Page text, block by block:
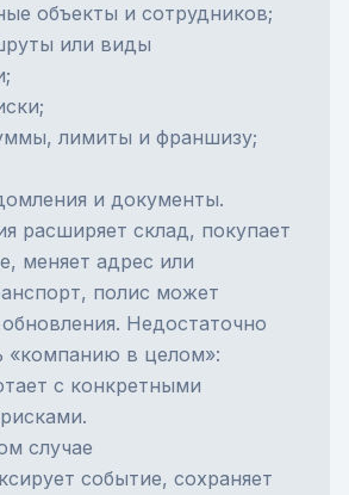
объекты и сотрудников;
или виды
лимиты и франшизу;
и документы.
расширяет склад, покупает
меняет адрес или
полис может
Недостаточно
«компанию в целом»:
с конкретными
случае
событие, сохраняет